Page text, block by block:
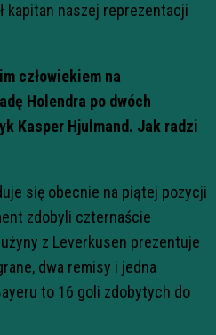
kapitan naszej reprezentacji
człowiekiem na
Holendra po dwóch
Kasper Hjulmand. Jak radzi
się obecnie na piątej pozycji
zdobyli czternaście
z Leverkusen prezentuje
dwa remisy i jedna
to 16 goli zdobytych do